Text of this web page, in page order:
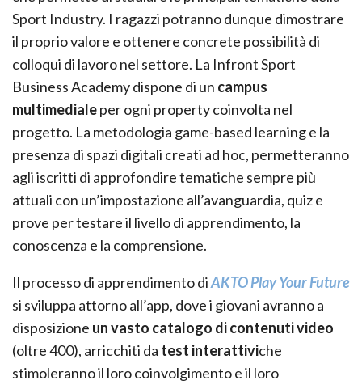
Sport Industry. I ragazzi potranno dunque dimostrare
il proprio valore e ottenere concrete possibilità di
colloqui di lavoro nel settore. La Infront Sport
Business Academy dispone di un campus
multimedialeper ogni property coinvolta nel
progetto. La metodologia game-based learning e la
presenza di spazi digitali creati ad hoc, permetteranno
agli iscritti di approfondire tematiche sempre più
attuali con un’impostazione all’avanguardia, quiz e
prove per testare il livello di apprendimento, la
conoscenza e la comprensione.
Il processo di apprendimento diAKTO Play Your Future
si sviluppa attorno all’app, dove i giovani avranno a
disposizione un vasto catalogo di contenuti video
(oltre 400), arricchiti da test interattiviche
stimoleranno il loro coinvolgimento e il loro